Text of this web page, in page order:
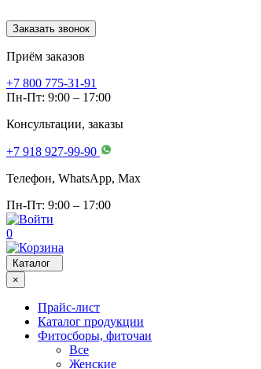
Заказать звонок
Приём заказов
+7 800 775-31-91
Пн-Пт: 9:00 – 17:00
Консультации, заказы
+7 918 927-99-90
Телефон, WhatsApp, Мах
Пн-Пт: 9:00 – 17:00
0
Каталог
×
Прайс-лист
Каталог продукции
Фитосборы, фиточаи
Все
Женские